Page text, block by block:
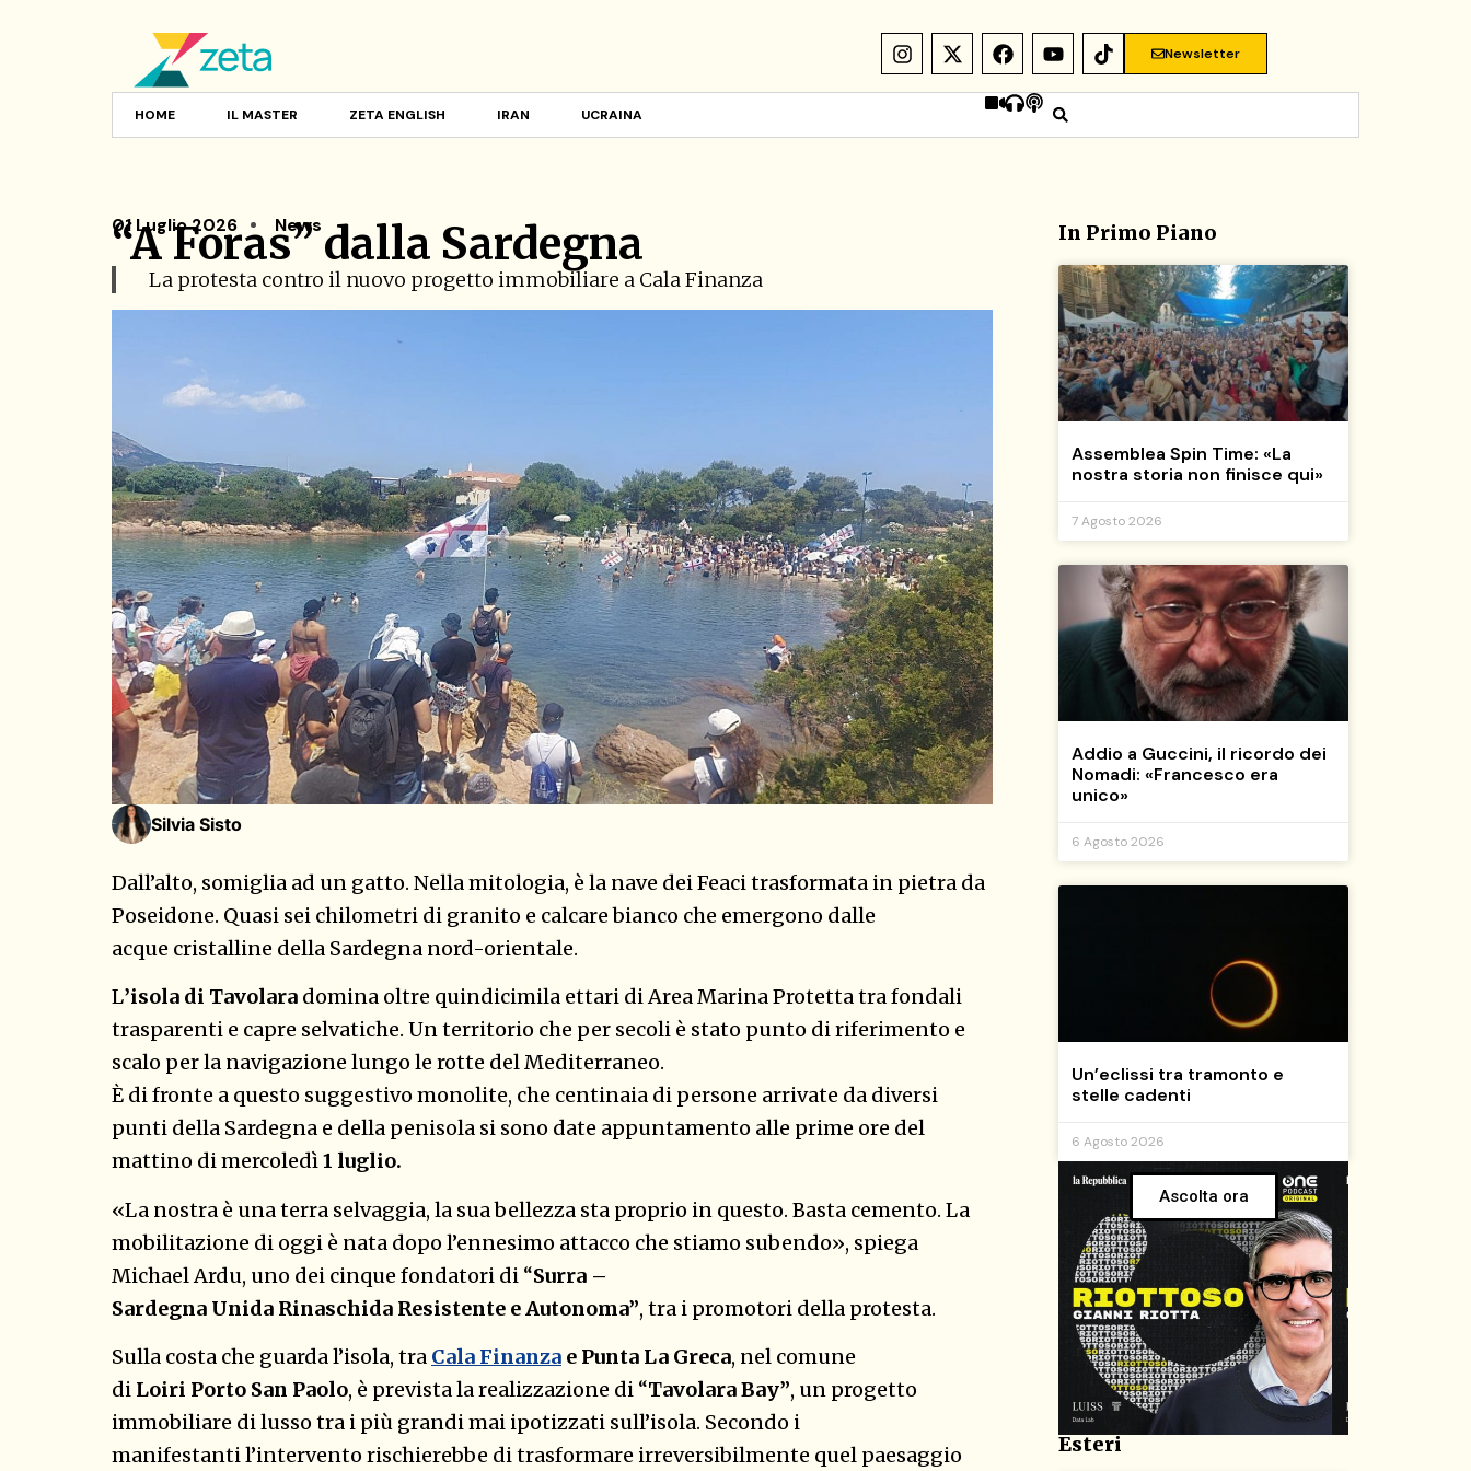
Newsletter
HOME IL MASTER ZETA ENGLISH IRAN UCRAINA
01 Luglio 2026 News
“A Foras” dalla Sardegna
La protesta contro il nuovo progetto immobiliare a Cala Finanza
Silvia Sisto
Dall’alto, somiglia ad un gatto. Nella mitologia, è la nave dei Feaci trasformata in pietra da
Poseidone. Quasi sei chilometri di granito e calcare bianco che emergono dalle
acque cristalline della Sardegna nord-orientale.
L’isola di Tavolara domina oltre quindicimila ettari di Area Marina Protetta tra fondali
trasparenti e capre selvatiche. Un territorio che per secoli è stato punto di riferimento e
scalo per la navigazione lungo le rotte del Mediterraneo.
È di fronte a questo suggestivo monolite, che centinaia di persone arrivate da diversi
punti della Sardegna e della penisola si sono date appuntamento alle prime ore del
mattino di mercoledì1 luglio.
«La nostra è una terra selvaggia, la sua bellezza sta proprio in questo. Basta cemento. La
mobilitazione di oggi è nata dopo l’ennesimo attacco che stiamo subendo», spiega
Michael Ardu, uno dei cinque fondatori di “Surra –
Sardegna Unida Rinaschida Resistente e Autonoma”, tra i promotori della protesta.
Sulla costa che guarda l’isola, tra Cala Finanza e Punta La Greca, nel comune
di Loiri Porto San Paolo, è prevista la realizzazione di “Tavolara Bay”, un progetto
immobiliare di lusso tra i più grandi mai ipotizzati sull’isola. Secondo i
manifestanti l’intervento rischierebbe di trasformare irreversibilmente quel paesaggio
In Primo Piano
Assemblea Spin Time: «La
nostra storia non finisce qui»
7 Agosto 2026
Addio a Guccini, il ricordo dei
Nomadi: «Francesco era
unico»
6 Agosto 2026
Un’eclissi tra tramonto e
stelle cadenti
6 Agosto 2026
Ascolta ora
Esteri